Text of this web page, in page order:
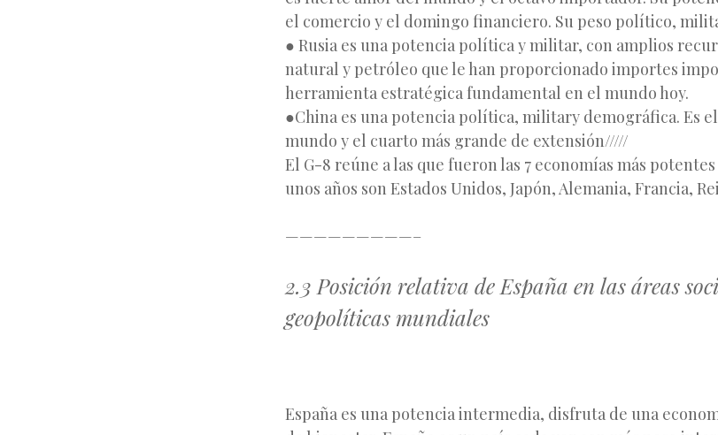
el comercio y el domingo financiero. Su peso político,
● Rusia es una potencia política y militar, con amplios
natural y petróleo que le han proporcionado importes
herramienta estratégica fundamental en el mundo hoy.
●China es una potencia política, military demográfica. Es
mundo y el cuarto más grande de extensión/////
El G-8 reúne a las que fueron las 7 economías más
unos años son Estados Unidos, Japón, Alemania, Francia,
—————————–
2.3 Posición relativa de España en las áreas
geopolíticas mundiales
España es una potencia intermedia, disfruta de una